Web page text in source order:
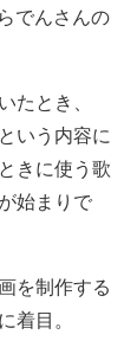
でんさんの
たとき、
いう内容に
きに使う歌
始まりで
を制作する
着目。